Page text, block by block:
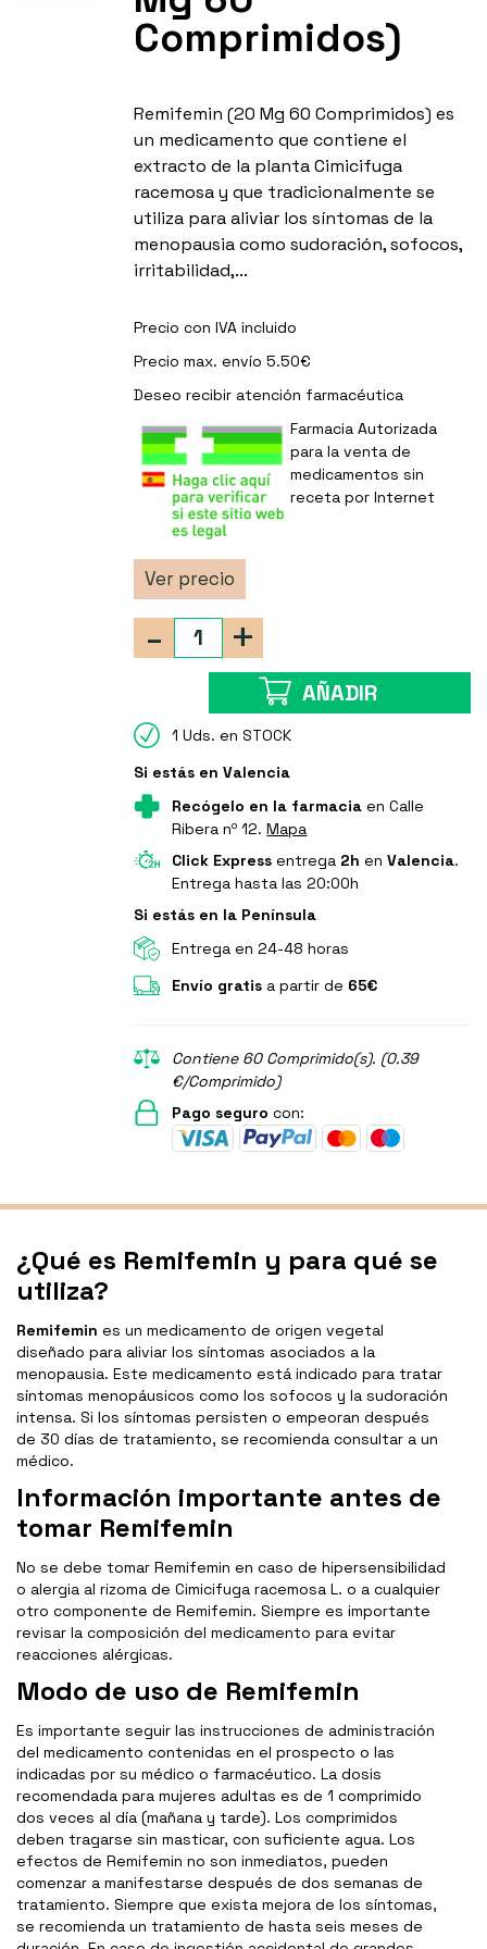
Comprimidos)
Remifemin (20 Mg 60 Comprimidos) es
un medicamento que contiene el
extracto de la planta Cimicifuga
racemosa y que tradicionalmente se
utiliza para aliviar los síntomas de la
menopausia como sudoración, sofocos,
irritabilidad,...
Precio con IVA incluido
Precio max. envío 5.50€
Deseo recibir atención farmacéutica
Farmacia Autorizada
para la venta de
medicamentos sin
receta por Internet
Ver precio
+
-
AÑADIR
1 Uds. en STOCK
Si estás en Valencia
Recógelo en la farmacia en Calle
Ribera nº 12.Mapa
Click Express entrega 2h enValencia.
Entrega hasta las 20:00h
Si estás en la Península
Entrega en 24-48 horas
Envío gratis a partir de 65€
Contiene 60 Comprimido(s). (0.39
€/Comprimido)
Pago seguro con:
¿Qué es Remifemin y para qué se
utiliza?
Remifemin es un medicamento de origen vegetal
diseñado para aliviar los síntomas asociados a la
menopausia. Este medicamento está indicado para tratar
síntomas menopáusicos como los sofocos y la sudoración
intensa. Si los síntomas persisten o empeoran después
de 30 días de tratamiento, se recomienda consultar a un
médico.
Información importante antes de
tomar Remifemin
No se debe tomar Remifemin en caso de hipersensibilidad
o alergia al rizoma de Cimicifuga racemosa L. o a cualquier
otro componente de Remifemin. Siempre es importante
revisar la composición del medicamento para evitar
reacciones alérgicas.
Modo de uso de Remifemin
Es importante seguir las instrucciones de administración
del medicamento contenidas en el prospecto o las
indicadas por su médico o farmacéutico. La dosis
recomendada para mujeres adultas es de 1 comprimido
dos veces al día (mañana y tarde). Los comprimidos
deben tragarse sin masticar, con suficiente agua. Los
efectos de Remifemin no son inmediatos, pueden
comenzar a manifestarse después de dos semanas de
tratamiento. Siempre que exista mejora de los síntomas,
se recomienda un tratamiento de hasta seis meses de